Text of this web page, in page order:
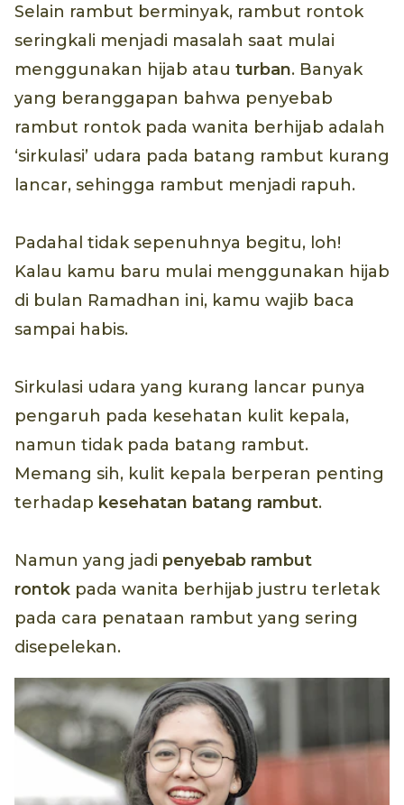
Selain rambut berminyak, rambut rontok
seringkali menjadi masalah saat mulai
menggunakan hijab atau turban. Banyak
yang beranggapan bahwa penyebab
rambut rontok pada wanita berhijab adalah
‘sirkulasi’ udara pada batang rambut kurang
lancar, sehingga rambut menjadi rapuh.
Padahal tidak sepenuhnya begitu, loh!
Kalau kamu baru mulai menggunakan hijab
di bulan Ramadhan ini, kamu wajib baca
sampai habis.
Sirkulasi udara yang kurang lancar punya
pengaruh pada kesehatan kulit kepala,
namun tidak pada batang rambut.
Memang sih, kulit kepala berperan penting
terhadap kesehatan batang rambut.
Namun yang jadi penyebab rambut
rontok pada wanita berhijab justru terletak
pada cara penataan rambut yang sering
disepelekan.